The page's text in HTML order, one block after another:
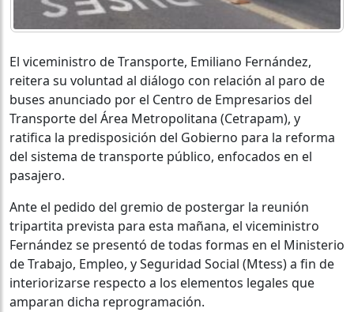
El viceministro de Transporte, Emiliano Fernández,
reitera su voluntad al diálogo con relación al paro de
buses anunciado por el Centro de Empresarios del
Transporte del Área Metropolitana (Cetrapam), y
ratifica la predisposición del Gobierno para la reforma
del sistema de transporte público, enfocados en el
pasajero.
Ante el pedido del gremio de postergar la reunión
tripartita prevista para esta mañana, el viceministro
Fernández se presentó de todas formas en el Ministerio
de Trabajo, Empleo, y Seguridad Social (Mtess) a fin de
interiorizarse respecto a los elementos legales que
amparan dicha reprogramación.